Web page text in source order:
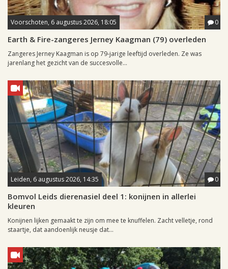
Voorschoten, 6 augustus 2026, 18:05 0
Earth & Fire-zangeres Jerney Kaagman (79) overleden
Zangeres Jerney Kaagman is op 79-jarige leeftijd overleden. Ze was
jarenlang het gezicht van de succesvolle...
Leiden, 6 augustus 2026, 14:35 0
Bomvol Leids dierenasiel deel 1: konijnen in allerlei
kleuren
Konijnen lijken gemaakt te zijn om mee te knuffelen. Zacht velletje, rond
staartje, dat aandoenlijk neusje dat...